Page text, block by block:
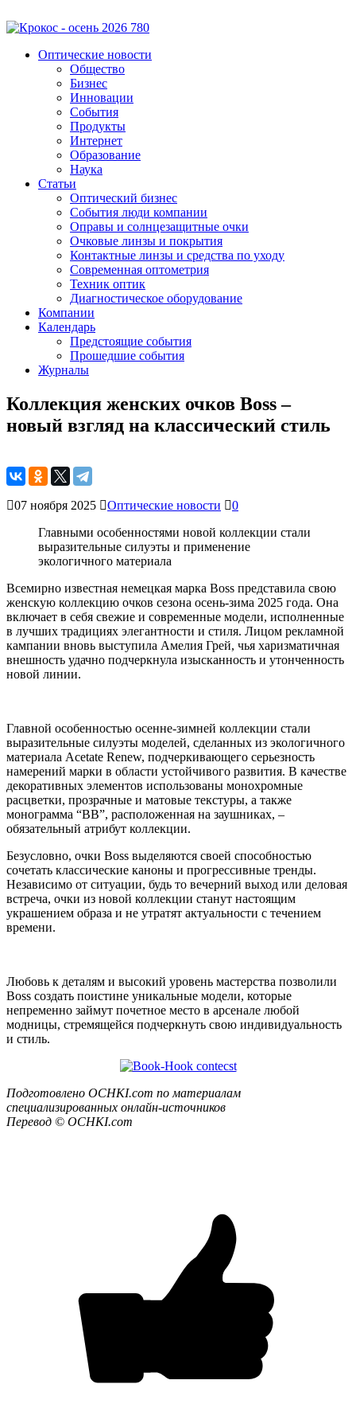
Оптические новости
Общество
Бизнес
Инновации
События
Продукты
Интернет
Образование
Наука
Статьи
Оптический бизнес
События люди компании
Оправы и солнцезащитные очки
Очковые линзы и покрытия
Контактные линзы и средства по уходу
Современная оптометрия
Техник оптик
Диагностическое оборудование
Компании
Календарь
Предстоящие события
Прошедшие события
Журналы
Коллекция женских очков Boss –
новый взгляд на классический стиль
07 ноября 2025 Оптические новости
0
Главными особенностями новой коллекции стали
выразительные силуэты и применение
экологичного материала
Всемирно известная немецкая марка Boss представила свою
женскую коллекцию очков сезона осень-зима 2025 года. Она
включает в себя свежие и современные модели, исполненные
в лучших традициях элегантности и стиля. Лицом рекламной
кампании вновь выступила Амелия Грей, чья харизматичная
внешность удачно подчеркнула изысканность и утонченность
новой линии.
Главной особенностью осенне-зимней коллекции стали
выразительные силуэты моделей, сделанных из экологичного
материала Acetate Renew, подчеркивающего серьезность
намерений марки в области устойчивого развития. В качестве
декоративных элементов использованы монохромные
расцветки, прозрачные и матовые текстуры, а также
монограмма “BB”, расположенная на заушниках, –
обязательный атрибут коллекции.
Безусловно, очки Boss выделяются своей способностью
сочетать классические каноны и прогрессивные тренды.
Независимо от ситуации, будь то вечерний выход или деловая
встреча, очки из новой коллекции станут настоящим
украшением образа и не утратят актуальности с течением
времени.
Любовь к деталям и высокий уровень мастерства позволили
Boss создать поистине уникальные модели, которые
непременно займут почетное место в арсенале любой
модницы, стремящейся подчеркнуть свою индивидуальность
и стиль.
Подготовлено OCHKI.com по материалам
специализированных онлайн-источников
Перевод © OCHKI.com